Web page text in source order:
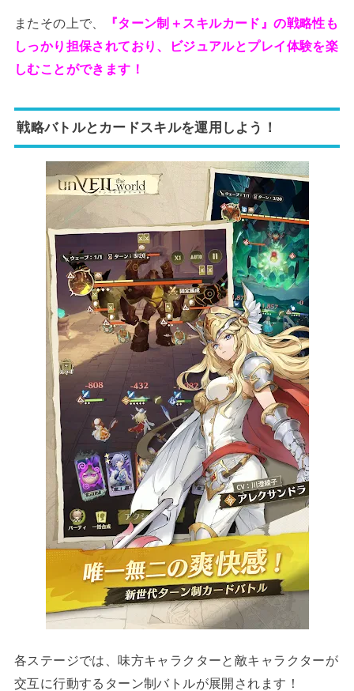
またその上で、
『ターン制＋スキルカード』の戦略性も
しっかり担保されており、ビジュアルとプレイ体験を楽
しむことができます！
戦略バトルとカードスキルを運用しよう！
各ステージでは、味方キャラクターと敵キャラクターが
交互に行動するターン制バトルが展開されます！